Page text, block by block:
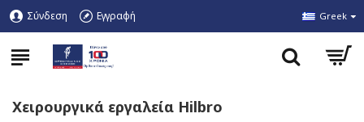
Σύνδεση Εγγραφή Greek
Χειρουργικά εργαλεία Hilbro